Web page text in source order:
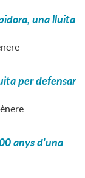
una lluita
per defensar
anys d'una